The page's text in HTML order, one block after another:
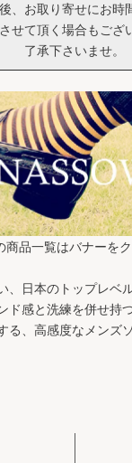
、お取り寄せにお時
せて頂く場合もござ
了承下さいませ。
商品一覧はバナーを
、日本のトップレベ
ド感と洗練を併せ持
る、高感度なメンズ